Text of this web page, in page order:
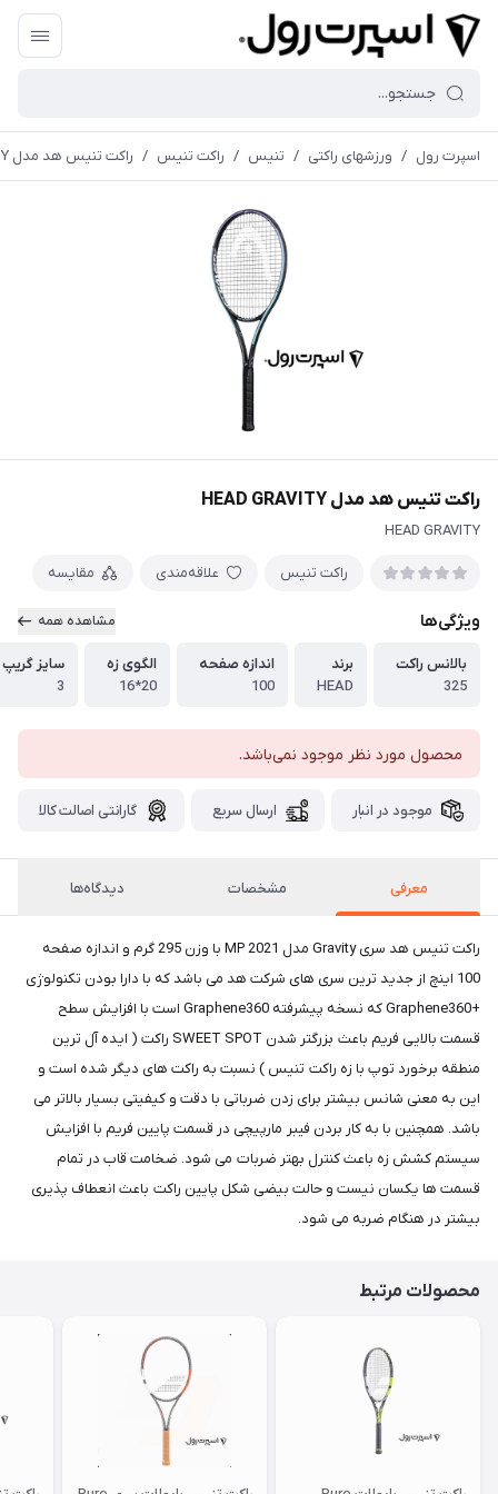
اسپرت رول / ورزشهای راکتی / تنیس / راکت تنیس / راکت تنیس هد مدل HEAD GRAVITY
راکت تنیس هد مدل HEAD GRAVITY
HEAD GRAVITY
راکت تنیس علاقه‌مندی مقایسه
ویژگی‌ها مشاهده همه
بالانس راکت
325
برند
HEAD
اندازه صفحه
100
الگوی زه
20*16
سایز گریپ
3
محصول مورد نظر موجود نمی‌باشد.
موجود در انبار ارسال سریع گارانتی اصالت کالا
معرفی مشخصات دیدگاه‌ها
راکت تنیس هد سری Gravity مدل MP 2021 با وزن 295 گرم و اندازه صفحه
100 اینچ از جدید ترین سری های شرکت هد می باشد که با دارا بودن تکنولوژی
+Graphene360 که نسخه پیشرفته Graphene360 است با افزایش سطح
قسمت بالایی فریم باعث بزرگتر شدن SWEET SPOT راکت ( ایده آل ترین
منطقه برخورد توپ با زه راکت تنیس ) نسبت به راکت های دیگر شده است و
این به معنی شانس بیشتر برای زدن ضرباتی با دقت و کیفیتی بسیار بالاتر می
باشد. همچنین با به کار بردن فیبر مارپیچی در قسمت پایین فریم با افزایش
سیستم کشش زه باعث کنترل بهتر ضربات می شود. ضخامت قاب در تمام
قسمت ها یکسان نیست و حالت بیضی شکل پایین راکت باعث انعطاف پذیری
بیشتر در هنگام ضربه می شود.
محصولات مرتبط